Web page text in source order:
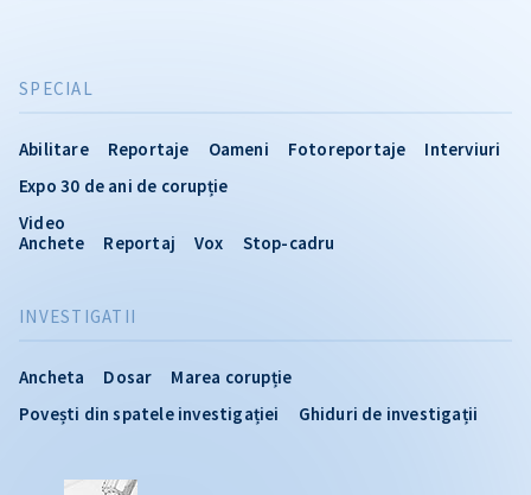
INVESTIGATII
Ancheta Dosar
Marea corupție
Povești din spatele investigației
Ghiduri de investigații
SPECIAL
Abilitare Reportaje Oameni Fotoreportaje
Interviuri
Expo 30 de ani de corupție
Video
Anchete
Reportaj Vox Stop-cadru